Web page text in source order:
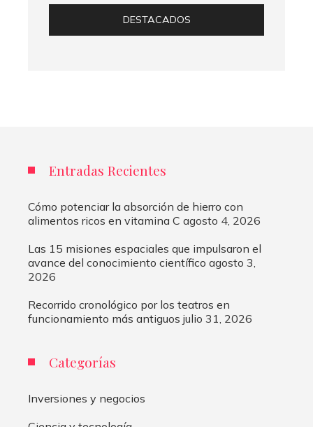
DESTACADOS
Entradas Recientes
Cómo potenciar la absorción de hierro con
alimentos ricos en vitamina C agosto 4, 2026
Las 15 misiones espaciales que impulsaron el
avance del conocimiento científico agosto 3,
2026
Recorrido cronológico por los teatros en
funcionamiento más antiguos julio 31, 2026
Categorías
Inversiones y negocios